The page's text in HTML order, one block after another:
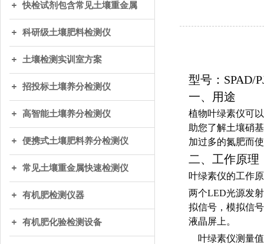
快检试剂包含常见土壤重金属
科研级土壤肥料检测仪
土壤检测实训室方案
招投标土壤养分检测仪
高智能土壤养分检测仪
便携式土壤肥料养分检测仪
常见土壤重金属快速检测仪
有机肥检测仪器
有机肥化验检测设备
型号：SPAD/
一、用途
植物叶绿素仪可
助您了解土壤硝
加过多的氮肥而
二、工作原理
叶绿素仪的工作
两个LED光源发
拟信号，模拟信
液晶屏上。
叶绿素仪测量